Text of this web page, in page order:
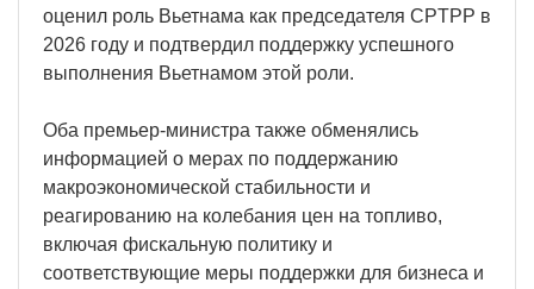
оценил роль Вьетнама как председателя CPTPP в
2026 году и подтвердил поддержку успешного
выполнения Вьетнамом этой роли.
Оба премьер-министра также обменялись
информацией о мерах по поддержанию
макроэкономической стабильности и
реагированию на колебания цен на топливо,
включая фискальную политику и
соответствующие меры поддержки для бизнеса и